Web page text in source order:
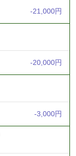
-21,000円
-20,000円
-3,000円